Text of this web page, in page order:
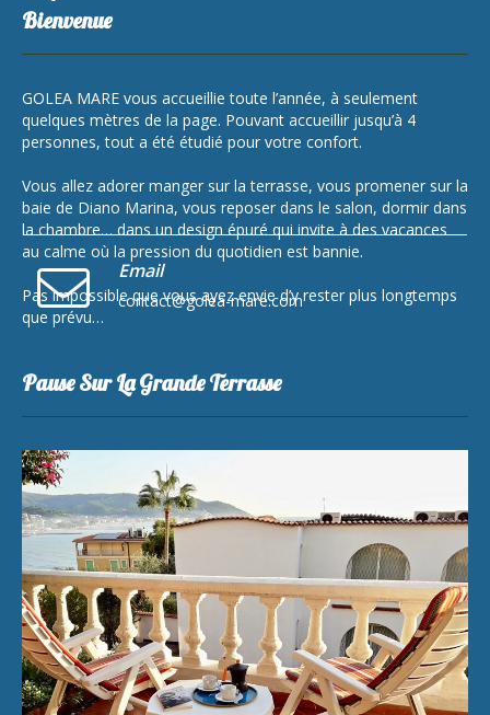
Email
contact@golea-mare.com
Bienvenue
GOLEA MARE vous accueillie toute l’année, à seulement
quelques mètres de la page. Pouvant accueillir jusqu’à 4
personnes, tout a été étudié pour votre confort.
Vous allez adorer manger sur la terrasse, vous promener sur la
baie de Diano Marina, vous reposer dans le salon, dormir dans
la chambre… dans un design épuré qui invite à des vacances
au calme où la pression du quotidien est bannie.
Pas impossible que vous ayez envie d’y rester plus longtemps
que prévu…
Pause Sur La Grande Terrasse